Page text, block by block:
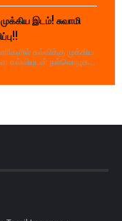
இடம்! சுவாமி
கல்விக்கு முக்கிய
கல்வியுடன் நல்லொழுக...